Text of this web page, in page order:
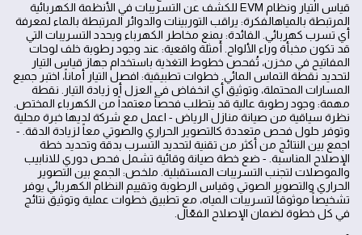
قياس التيار ونظام EVM للكشف عن التسريبات في الأنظمة الكهربائية
المرتبطة بالمياهالفكرة: يراقب التوربينات والدوائر المرتبطة بالماء لمعرفة
أي تسرب كهربائي. الفائدة: يمنع مخاطر الكهرباء ويحدد التسريبات التي
قد تكون مخبأة وراء الألواح. أمثلة واقعية: عند وجود رطوبة خلف لوحات
المفاتيح في مخزن، تُفحص خطوط التغذية باستخدام جهاز قياس التيار
لتحديد نقطة التماس المائي. خطوات تطبيقية: افصل التيار أماناً، اختبر جميع
المسارات المحتملة، وتوثيق أي انخفاض في العزل أو زيادة التيار. نقطة
مهمة: وجود رطوبة عالية قد يتطلب فحصاً معتمداً من الكهرباء المختص.
نظرة سياقية من صيانة منازل الرياض - اعمل مع شركة لديها خبرة محلية
وتوفر حلول فحص متعددة كالتصوير الحراري والصوتي معاً لزيادة الدقة. -
اجمع بين النتائج من أكثر من تقنية لتحديد التسرب بدقة وتحديد خطة
الإصلاح المناسبة. - ضع خطة صيانة وقائية تشمل فحص دوري للانابيب
والموصلات لتجنب التسريبات المستقبلية. ملخص: الجمع بين التصوير
الحراري والتصوير الصوتي وقياس الرطوبة وتقييم النظام الكهربائي يوفر
تشخيصاً موثوقاً لتسريبات المياه، مع تطبيق خطوات عملية وتوثيق نتائج
في كل خطوة لضمان الإصلاح الفعّال.